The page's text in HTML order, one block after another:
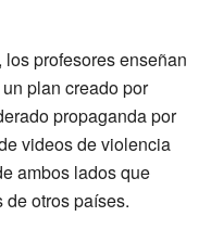
profesores enseñan
plan creado por
propaganda por
videos de violencia
ambos lados que
de otros países.